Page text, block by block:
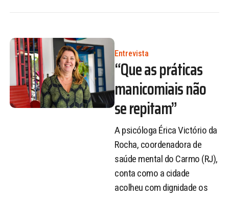
Entrevista
“Que as práticas
manicomiais não
se repitam”
A psicóloga Érica Victório da
Rocha, coordenadora de
saúde mental do Carmo (RJ),
conta como a cidade
acolheu com dignidade os